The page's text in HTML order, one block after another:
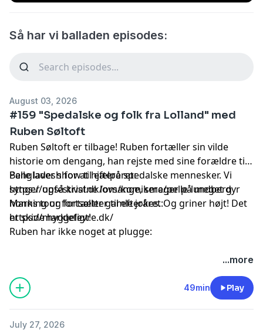
Så har vi balladen episodes:
August 03, 2026
#159 "Spedalske og folk fra Lolland" med
Ruben Søltoft
Ruben Søltoft er tilbage! Ruben fortæller sin vilde
historie om dengang, han rejste med sine forældre til
Bangladesh for at hjælpe spedalske mennesker. Vi
synger også kristne lovsange, smager på meget dyr
honning og fortæller gamle jokes. Og griner højt! Det
er skide hyggeligt!
Pelle laver show til efteråret:
https://upfestival.dk/om/komikere/pelle-lundberg
Marks tour fortsætter til efteråret:
https://marklefevre.dk/
Ruben har ikke noget at plugge:
Hosted by Simplecast, an AdsWizz company. See
for information about our collection
and use of personal data for advertising.
...more
49min Play
July 27, 2026